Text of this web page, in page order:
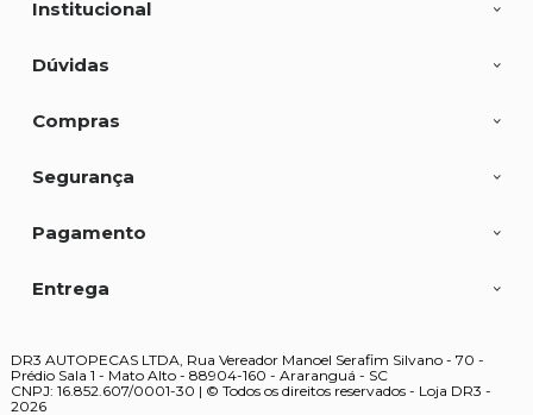
Institucional
Dúvidas
Compras
Segurança
Pagamento
Entrega
DR3 AUTOPECAS LTDA, Rua Vereador Manoel Serafim Silvano - 70 -
Prédio Sala 1 - Mato Alto - 88904-160 - Araranguá - SC
CNPJ: 16.852.607/0001-30 | © Todos os direitos reservados - Loja DR3 -
2026